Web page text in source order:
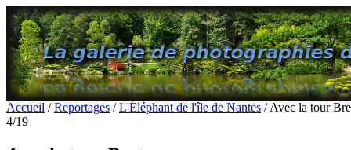
Accueil /Reportages /L'Éléphant de l'île de Nantes / Avec la tour
4/19